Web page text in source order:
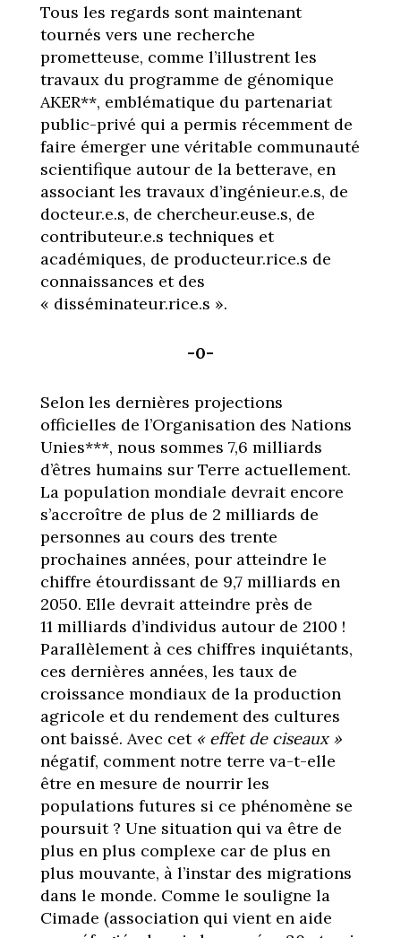
Tous les regards sont maintenant
tournés vers une recherche
prometteuse, comme l’illustrent les
travaux du programme de génomique
AKER**, emblématique du partenariat
public-privé qui a permis récemment de
faire émerger une véritable communauté
scientifique autour de la betterave, en
associant les travaux d’ingénieur.e.s, de
docteur.e.s, de chercheur.euse.s, de
contributeur.e.s techniques et
académiques, de producteur.rice.s de
connaissances et des
« disséminateur.rice.s ».
-0-
Selon les dernières projections
officielles de l’Organisation des Nations
Unies***, nous sommes 7,6 milliards
d’êtres humains sur Terre actuellement.
La population mondiale devrait encore
s’accroître de plus de 2 milliards de
personnes au cours des trente
prochaines années, pour atteindre le
chiffre étourdissant de 9,7 milliards en
2050. Elle devrait atteindre près de
11 milliards d’individus autour de 2100 !
Parallèlement à ces chiffres inquiétants,
ces dernières années, les taux de
croissance mondiaux de la production
agricole et du rendement des cultures
ont baissé. Avec cet « effet de ciseaux »
négatif, comment notre terre va-t-elle
être en mesure de nourrir les
populations futures si ce phénomène se
poursuit ? Une situation qui va être de
plus en plus complexe car de plus en
plus mouvante, à l’instar des migrations
dans le monde. Comme le souligne la
Cimade (association qui vient en aide